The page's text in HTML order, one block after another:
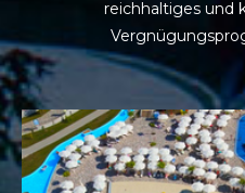
reichhaltiges und